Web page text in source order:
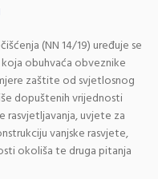
(NN 14/19) uređuje se
obuhvaća obveznike
zaštite od svjetlosnog
dopuštenih vrijednosti
rasvjetljavanja, uvjete za
vanjske rasvjete,
okoliša te druga pitanja